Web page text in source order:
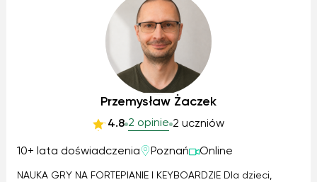
Przemysław Żaczek
4.8 2 opinie 2 uczniów
10+ lata doświadczenia Poznań Online
NAUKA GRY NA FORTEPIANIE I KEYBOARDZIE Dla dzieci,